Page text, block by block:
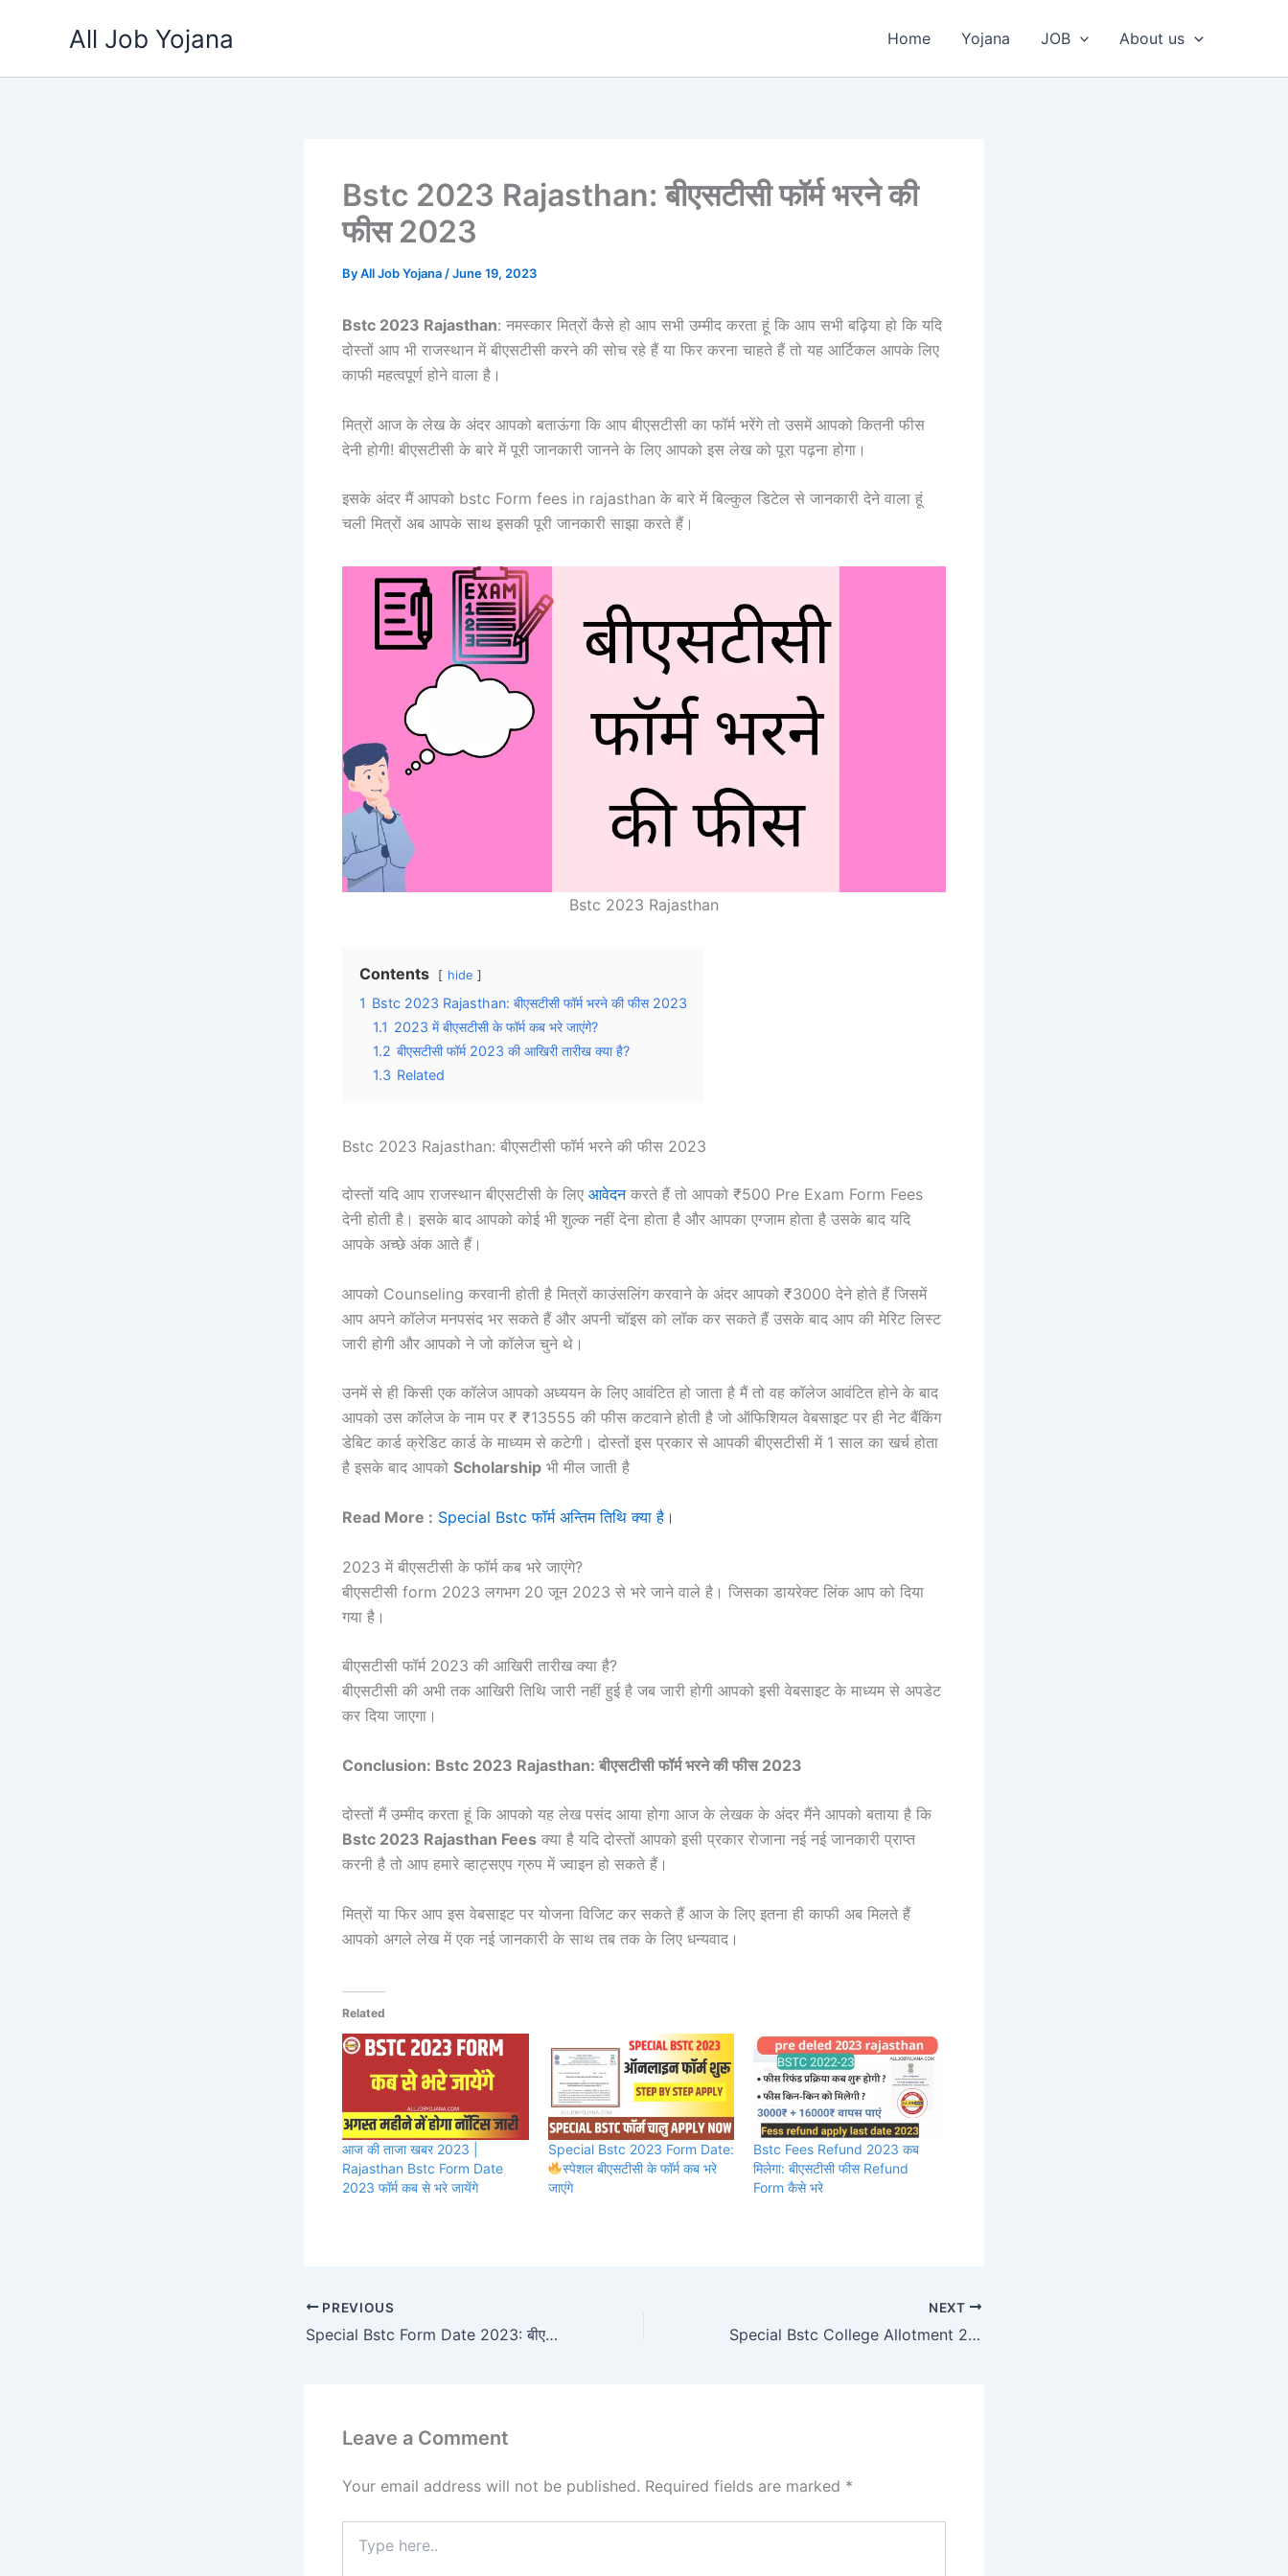
All Job Yojana Home Yojana JOB About us
Bstc 2023 Rajasthan: बीएसटीसी फॉर्म भरने की
फीस 2023
ByAll Job Yojana /June 19, 2023
Bstc 2023 Rajasthan: नमस्कार मित्रों कैसे हो आप सभी उम्मीद करता हूं कि आप सभी बढ़िया हो कि यदि
दोस्तों आप भी राजस्थान में बीएसटीसी करने की सोच रहे हैं या फिर करना चाहते हैं तो यह आर्टिकल आपके लिए
काफी महत्वपूर्ण होने वाला है।
मित्रों आज के लेख के अंदर आपको बताऊंगा कि आप बीएसटीसी का फॉर्म भरेंगे तो उसमें आपको कितनी फीस
देनी होगी! बीएसटीसी के बारे में पूरी जानकारी जानने के लिए आपको इस लेख को पूरा पढ़ना होगा।
इसके अंदर मैं आपको bstc Form fees in rajasthan के बारे में बिल्कुल डिटेल से जानकारी देने वाला हूं
चली मित्रों अब आपके साथ इसकी पूरी जानकारी साझा करते हैं।
Bstc 2023 Rajasthan
Contents hide
1 Bstc 2023 Rajasthan: बीएसटीसी फॉर्म भरने की फीस 2023
1.1 2023 में बीएसटीसी के फॉर्म कब भरे जाएंगे?
1.2 बीएसटीसी फॉर्म 2023 की आखिरी तारीख क्या है?
1.3 Related
Bstc 2023 Rajasthan: बीएसटीसी फॉर्म भरने की फीस 2023
दोस्तों यदि आप राजस्थान बीएसटीसी के लिए आवेदनकरते हैं तो आपको ₹500 Pre Exam Form Fees
देनी होती है। इसके बाद आपको कोई भी शुल्क नहीं देना होता है और आपका एग्जाम होता है उसके बाद यदि
आपके अच्छे अंक आते हैं।
आपको Counseling करवानी होती है मित्रों काउंसलिंग करवाने के अंदर आपको ₹3000 देने होते हैं जिसमें
आप अपने कॉलेज मनपसंद भर सकते हैं और अपनी चॉइस को लॉक कर सकते हैं उसके बाद आप की मेरिट लिस्ट
जारी होगी और आपको ने जो कॉलेज चुने थे।
उनमें से ही किसी एक कॉलेज आपको अध्ययन के लिए आवंटित हो जाता है मैं तो वह कॉलेज आवंटित होने के बाद
आपको उस कॉलेज के नाम पर ₹ ₹13555 की फीस कटवाने होती है जो ऑफिशियल वेबसाइट पर ही नेट बैंकिंग
डेबिट कार्ड क्रेडिट कार्ड के माध्यम से कटेगी। दोस्तों इस प्रकार से आपकी बीएसटीसी में 1 साल का खर्च होता
है इसके बाद आपको Scholarship भी मील जाती है
Read More : Special Bstc फॉर्म अन्तिम तिथि क्या है।
2023 में बीएसटीसी के फॉर्म कब भरे जाएंगे?
बीएसटीसी form 2023 लगभग 20 जून 2023 से भरे जाने वाले है। जिसका डायरेक्ट लिंक आप को दिया
गया है।
बीएसटीसी फॉर्म 2023 की आखिरी तारीख क्या है?
बीएसटीसी की अभी तक आखिरी तिथि जारी नहीं हुई है जब जारी होगी आपको इसी वेबसाइट के माध्यम से अपडेट
कर दिया जाएगा।
Conclusion: Bstc 2023 Rajasthan: बीएसटीसी फॉर्म भरने की फीस 2023
दोस्तों मैं उम्मीद करता हूं कि आपको यह लेख पसंद आया होगा आज के लेखक के अंदर मैंने आपको बताया है कि
Bstc 2023 Rajasthan Fees क्या है यदि दोस्तों आपको इसी प्रकार रोजाना नई नई जानकारी प्राप्त
करनी है तो आप हमारे व्हाट्सएप ग्रुप में ज्वाइन हो सकते हैं।
मित्रों या फिर आप इस वेबसाइट पर योजना विजिट कर सकते हैं आज के लिए इतना ही काफी अब मिलते हैं
आपको अगले लेख में एक नई जानकारी के साथ तब तक के लिए धन्यवाद।
Related
आज की ताजा खबर 2023 |
Rajasthan Bstc Form Date
2023 फॉर्म कब से भरे जायेंगे
Special Bstc 2023 Form Date:
स्पेशल बीएसटीसी के फॉर्म कब भरे
जाएंगे
Bstc Fees Refund 2023 कब
मिलेगा: बीएसटीसी फीस Refund
Form कैसे भरे
PREVIOUS
Special Bstc Form Date 2023: बीएसटीसी फॉर्म 2023 की आखिरी तारीख क्या है?
NEXT
Special Bstc College Allotment 2023 | Merit List Cut off Pdf जारी
Leave a Comment
Your email address will not be published. Required fields are marked *
here..